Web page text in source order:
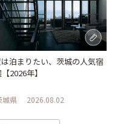
泊まりたい、茨城の人気宿
2026年】
城県 2026.08.02